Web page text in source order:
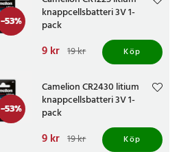
-53%
knappcellsbatteri 3V 1-
pack
Nuvarande pris
9 krTidigare
9 kr 19 kr Köp
-53%
Camelion CR2430 litium
knappcellsbatteri 3V 1-
pack
Nuvarande pris
9 krTidigare
9 kr 19 kr Köp